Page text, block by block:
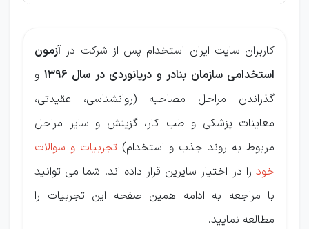
کاربران سایت ایران استخدام پس از شرکت در آزمون
استخدامی سازمان بنادر و دریانوردی در سال 1396
و
گذراندن مراحل مصاحبه (روانشناسی، عقیدتی،
معاینات پزشکی و طب کار، گزینش و سایر مراحل
مربوط به روند جذب و استخدام) تجربیات و سوالات
خود را در اختیار سایرین قرار داده اند. شما می توانید
با مراجعه به ادامه همین صفحه این تجربیات را
مطالعه نمایید.